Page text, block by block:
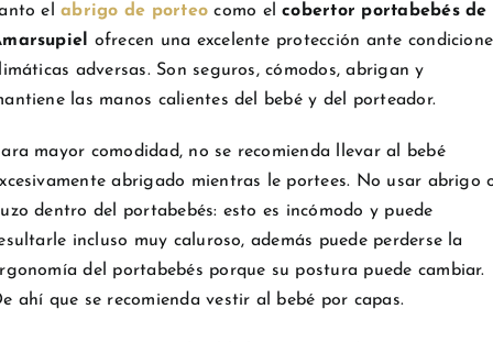
el abrigo de porteo como elcobertor portabebés de
ofrecen una excelente protección ante
adversas. Son seguros, cómodos, abrigan y
las manos calientes del bebé y del porteador.
mayor comodidad, no se recomienda llevar al bebé
abrigado mientras le portees. No usar abrigo
dentro del portabebés: esto es incómodo y puede
incluso muy caluroso, además puede perderse la
del portabebés porque su postura puede cambiar.
ahí que se recomienda vestir al bebé por capas.